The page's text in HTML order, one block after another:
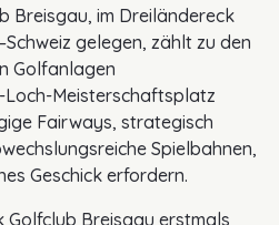
Breisgau, im Dreiländereck
gelegen, zählt zu den
Golfanlagen
Loch-Meisterschaftsplatz
Fairways, strategisch
Spielbahnen,
Geschick erfordern.
Golfclub Breisgau erstmals